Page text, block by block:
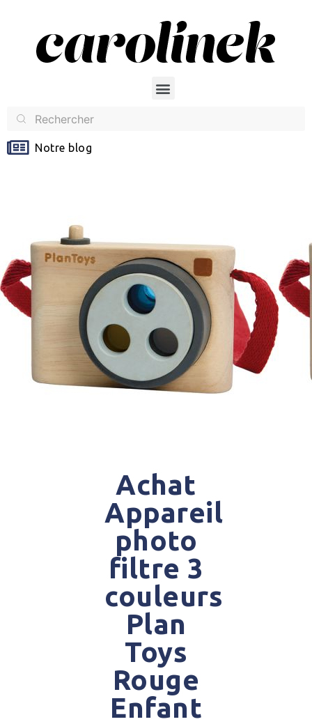
Notre blog
Achat
Appareil
photo
filtre 3
couleurs
Plan
Toys
Rouge
Enfant